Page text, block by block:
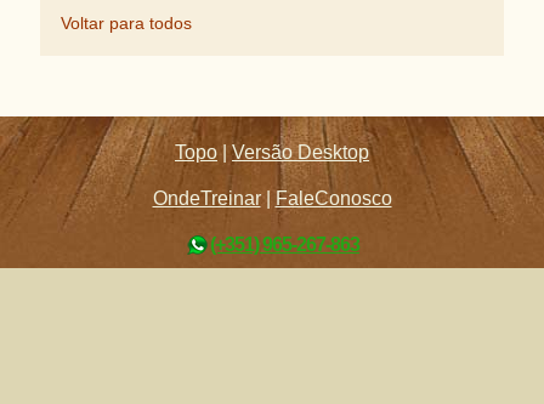
Voltar para todos
Topo |Versão Desktop
OndeTreinar| FaleConosco
(+351) 965-267-863